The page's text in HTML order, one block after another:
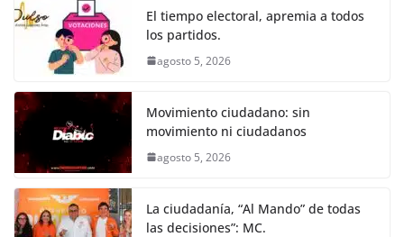
o
k
p er
El tiempo electoral, apremia a todos
los partidos.
agosto 5, 2026
Movimiento ciudadano: sin
movimiento ni ciudadanos
agosto 5, 2026
La ciudadanía, “Al Mando” de todas
las decisiones”: MC.